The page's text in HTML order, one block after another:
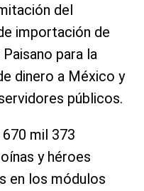
del
importación de
para la
dinero a México y
públicos.
670 mil 373
y héroes
en los módulos